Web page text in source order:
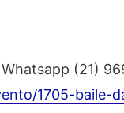
(21)
1705-baile-